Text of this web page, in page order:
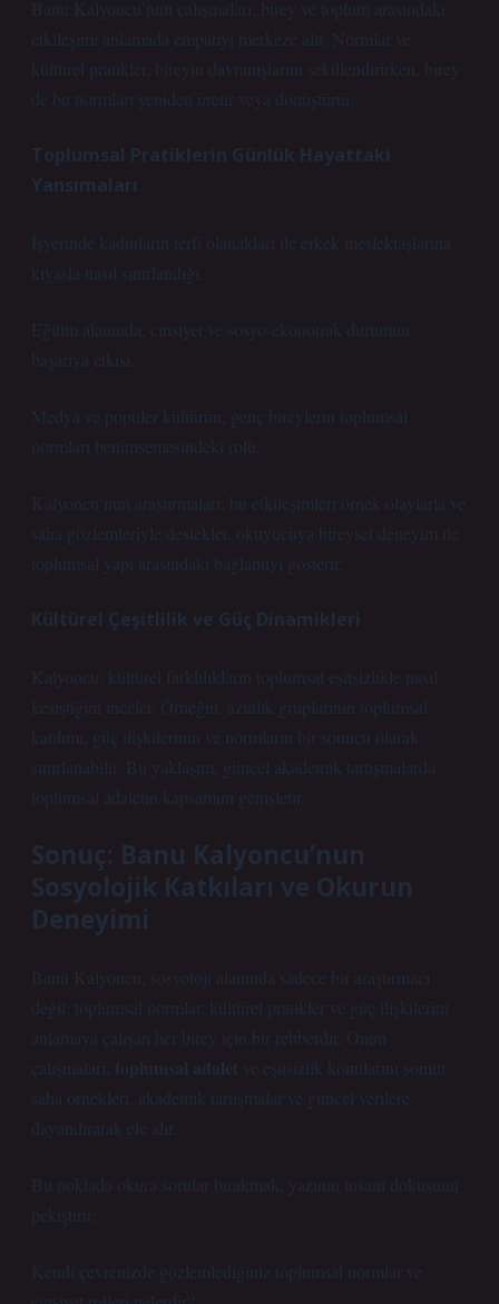
Banu Kalyoncu’nun çalışmaları, birey ve toplum arasındaki
etkileşimi anlamada empatiyi merkeze alır. Normlar ve
kültürel pratikler, bireyin davranışlarını şekillendirirken, birey
de bu normları yeniden üretir veya dönüştürür.
Toplumsal Pratiklerin Günlük Hayattaki
Yansımaları
İşyerinde kadınların terfi olanakları ile erkek meslektaşlarına
kıyasla nasıl sınırlandığı.
Eğitim alanında, cinsiyet ve sosyo-ekonomik durumun
başarıya etkisi.
Medya ve popüler kültürün, genç bireylerin toplumsal
normları benimsemesindeki rolü.
Kalyoncu’nun araştırmaları, bu etkileşimleri örnek olaylarla ve
saha gözlemleriyle destekler, okuyucuya bireysel deneyim ile
toplumsal yapı arasındaki bağlantıyı gösterir.
Kültürel Çeşitlilik ve Güç Dinamikleri
Kalyoncu, kültürel farklılıkların toplumsal eşitsizlikle nasıl
kesiştiğini inceler. Örneğin, azınlık gruplarının toplumsal
katılımı, güç ilişkilerinin ve normların bir sonucu olarak
sınırlanabilir. Bu yaklaşım, güncel akademik tartışmalarda
toplumsal adaletin kapsamını genişletir.
Sonuç: Banu Kalyoncu’nun
Sosyolojik Katkıları ve Okurun
Deneyimi
Banu Kalyoncu, sosyoloji alanında sadece bir araştırmacı
değil; toplumsal normlar, kültürel pratikler ve güç ilişkilerini
anlamaya çalışan her birey için bir rehberdir. Onun
çalışmaları, toplumsal adalet ve eşitsizlik konularını somut
saha örnekleri, akademik tartışmalar ve güncel verilere
dayandırarak ele alır.
Bu noktada okura sorular bırakmak, yazının insani dokusunu
pekiştirir:
Kendi çevrenizde gözlemlediğiniz toplumsal normlar ve